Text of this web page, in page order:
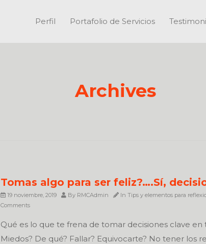
Perfil Portafolio de Servicios
Archives
Tomas algo para ser feliz?….Sí,
19 noviembre, 2019 By RMCAdmin In Tips y elementos para
Comments
Qué es lo que te frena de tomar decisiones clave en
Miedos? De qué? Fallar? Equivocarte? No tener los